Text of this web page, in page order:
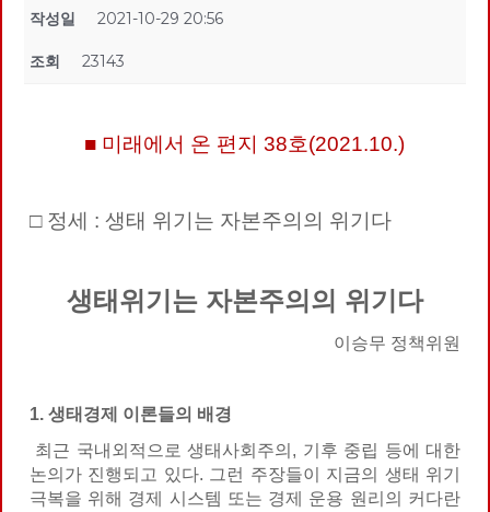
작성일 2021-10-29 20:56
조회 23143
■ 미래에서 온 편지 38호(2021.10.)
□ 정세 : 생태 위기는 자본주의의 위기다
생태위기는 자본주의의 위기다
이승무 정책위원
1. 생태경제 이론들의 배경
최근 국내외적으로 생태사회주의, 기후 중립 등에 대한
논의가 진행되고 있다. 그런 주장들이 지금의 생태 위기
극복을 위해 경제 시스템 또는 경제 운용 원리의 커다란